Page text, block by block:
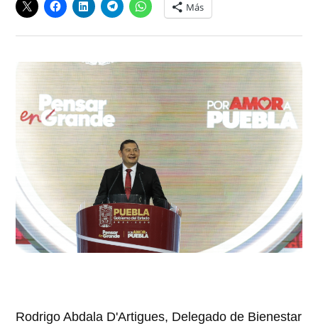
Más
Rodrigo Abdala D'Artigues, Delegado de Bienestar